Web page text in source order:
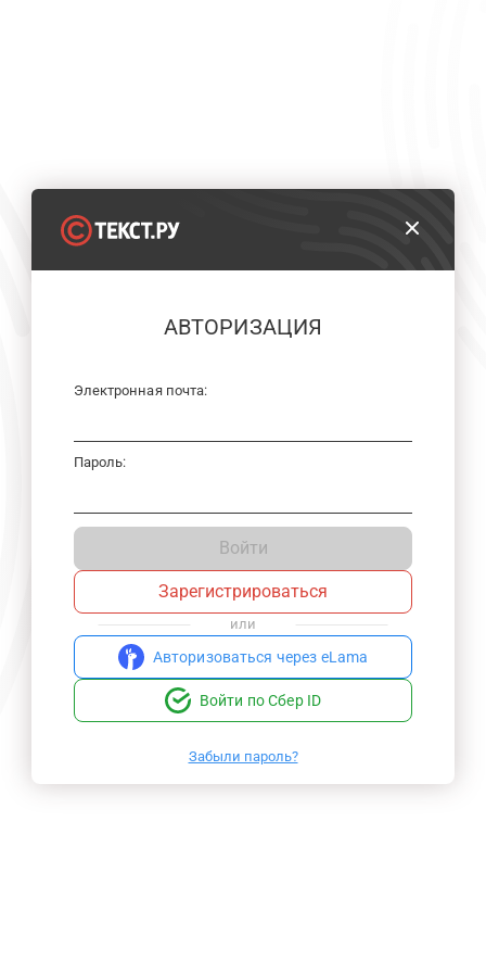
АВТОРИЗАЦИЯ
Электронная почта:
Пароль:
Войти
Зарегистрироваться
или
Авторизоваться через eLama
Войти по Сбер ID
Забыли пароль?